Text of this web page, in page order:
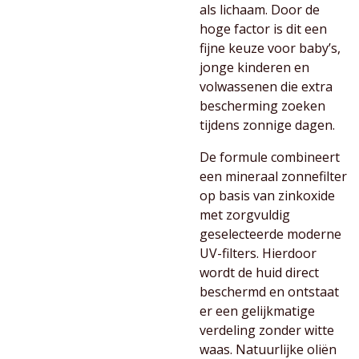
als lichaam. Door de
hoge factor is dit een
fijne keuze voor baby’s,
jonge kinderen en
volwassenen die extra
bescherming zoeken
tijdens zonnige dagen.
De formule combineert
een mineraal zonnefilter
op basis van zinkoxide
met zorgvuldig
geselecteerde moderne
UV-filters. Hierdoor
wordt de huid direct
beschermd en ontstaat
er een gelijkmatige
verdeling zonder witte
waas. Natuurlijke oliën